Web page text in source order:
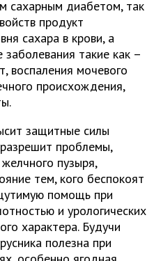
сахарным диабетом, так
продукт
сахара в крови, а
такие как –
воспаления мочевого
происхождения,
защитные силы
проблемы,
пузыря,
тем, кого беспокоят
помощь при
и урологических
характера. Будучи
полезна при